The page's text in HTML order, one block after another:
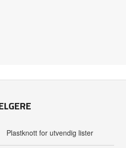
Plastknott for utvendig lister